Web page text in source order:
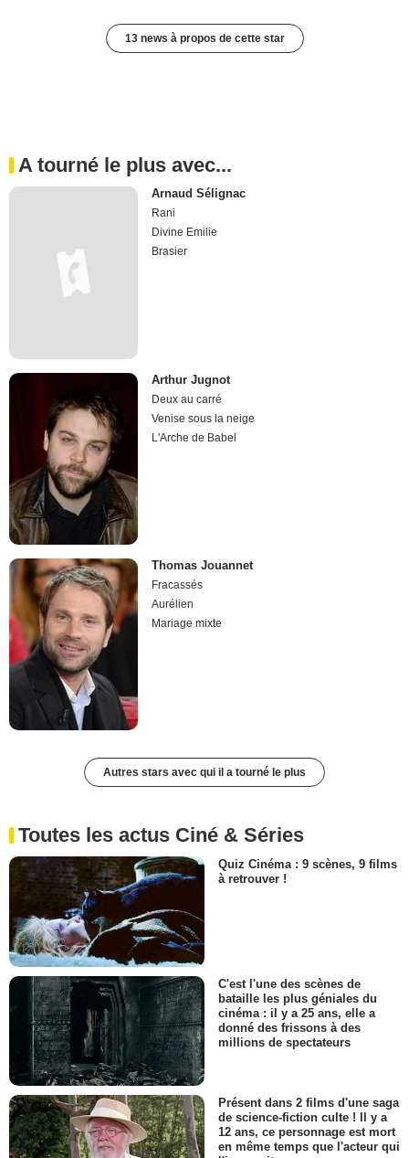
13 news à propos de cette star
A tourné le plus avec...
Arnaud Sélignac
Rani
Divine Emilie
Brasier
Arthur Jugnot
Deux au carré
Venise sous la neige
L'Arche de Babel
Thomas Jouannet
Fracassés
Aurélien
Mariage mixte
Autres stars avec qui il a tourné le plus
Toutes les actus Ciné & Séries
Quiz Cinéma : 9 scènes, 9 films
à retrouver !
C'est l'une des scènes de
bataille les plus géniales du
cinéma : il y a 25 ans, elle a
donné des frissons à des
millions de spectateurs
Présent dans 2 films d'une saga
de science-fiction culte ! Il y a
12 ans, ce personnage est mort
en même temps que l'acteur qui